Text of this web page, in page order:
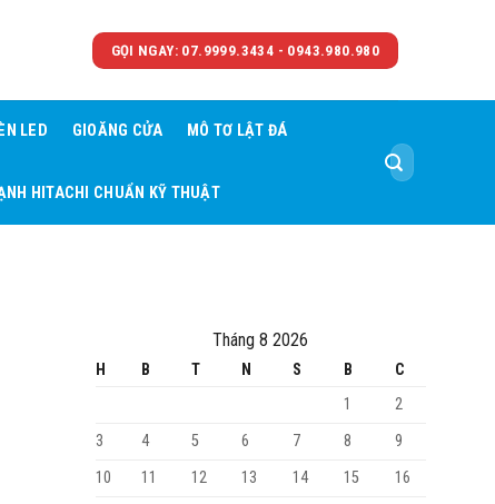
GỌI NGAY: 07.9999.3434 - 0943.980.980
LED GIOĂNG CỬA MÔ TƠ LẬT ĐÁ
HITACHI CHUẨN KỸ THUẬT
Tìm
kiếm:
Tháng 8 2026
H B T N S B
C
1
2
3
4 5 6 7 8
9
10
11 12 13 14 15
16